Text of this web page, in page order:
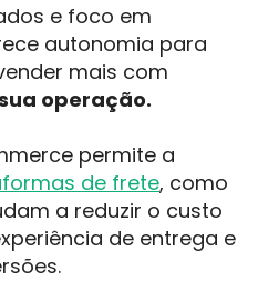
e foco em
autonomia para
mais com
operação.
permite a
de frete, como
a reduzir o custo
de entrega e